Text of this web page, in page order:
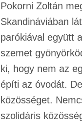
Pokorni Zoltán
Skandináviában
parókiával együtt
szemet
ki, hogy nem az
építi az óvodát.
közösséget.
szolidáris